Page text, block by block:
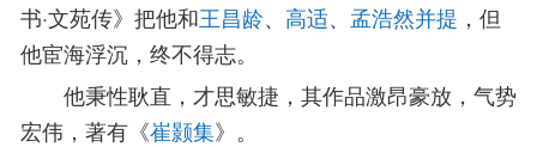
书·文苑传》把他和王昌龄、 高适、 孟浩然并提 ，但
他宦海浮沉，终不得志。
他秉性耿直，才思敏捷，其作品激昂豪放，气势
宏伟，著有《崔颢集》。